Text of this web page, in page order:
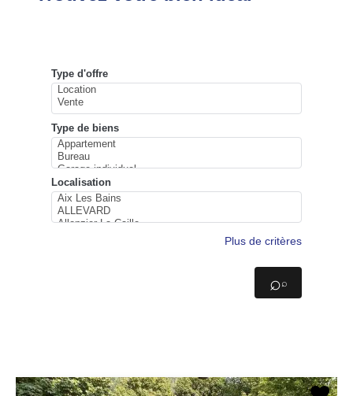
Type d'offre
Type de biens
Localisation
Plus de critères
⌕